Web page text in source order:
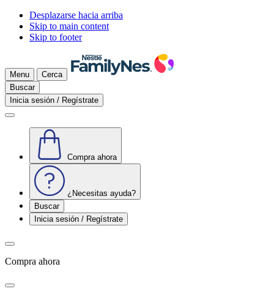
Desplazarse hacia arriba
Skip to main content
Skip to footer
Menu
Cerca
Buscar
Inicia sesión / Regístrate
Compra ahora
¿Necesitas ayuda?
Buscar
Inicia sesión / Regístrate
Compra ahora